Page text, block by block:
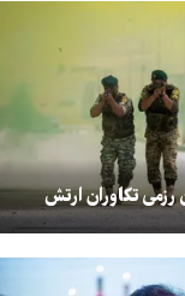
رزمی تکاوران ارتش